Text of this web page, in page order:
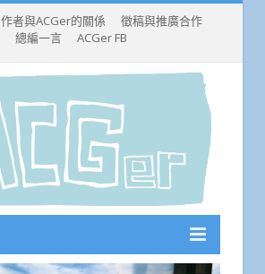
作者與ACGer的關係
徵稿與推廣合作
總編一言
ACGer FB